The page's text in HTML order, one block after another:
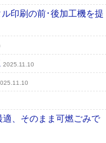
印刷の前･後加工機を提
2025.11.10
、そのまま可燃ごみで